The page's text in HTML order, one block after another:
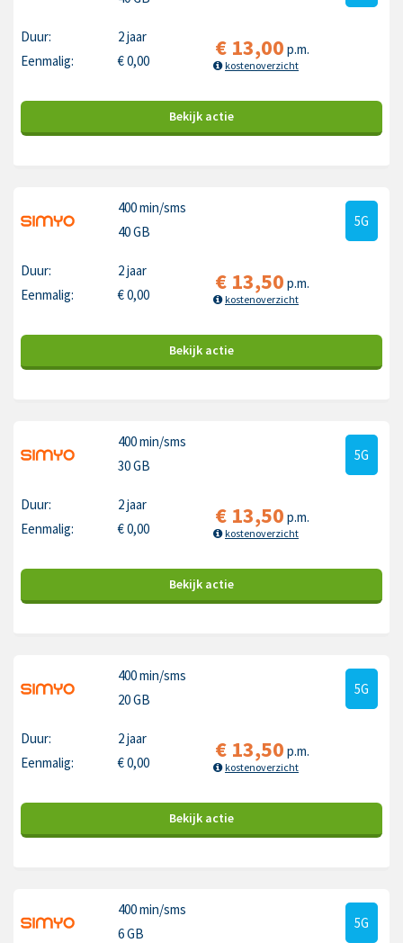
Duur:
2 jaar
Eenmalig:
€0,00 € 13,00 p.m.
kostenoverzicht
Bekijk actie
400 min/sms
40 GB
5G
Duur:
2 jaar
Eenmalig:
€0,00 € 13,50 p.m.
kostenoverzicht
Bekijk actie
400 min/sms
30 GB
5G
Duur:
2 jaar
Eenmalig:
€0,00 € 13,50 p.m.
kostenoverzicht
Bekijk actie
400 min/sms
20 GB
5G
Duur:
2 jaar
Eenmalig:
€0,00 € 13,50 p.m.
kostenoverzicht
Bekijk actie
400 min/sms
6 GB
5G